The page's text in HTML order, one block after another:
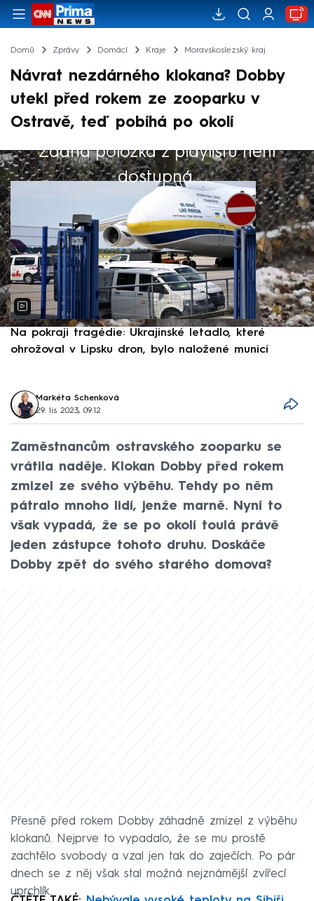
Domů Zprávy Domácí Kraje Moravskoslezský kraj
Návrat nezdárného klokana? Dobby
utekl před rokem ze zooparku v
Ostravě, teď pobíhá po okolí
Žádná položka z playlistu není
dostupná.
Výběr redakce
Na pokraji tragédie: Ukrajinské letadlo, které
ohrožoval v Lipsku dron, bylo naložené municí
Markéta Schenková
29. lis 2023, 09:12
Zaměstnancům ostravského zooparku se
vrátila naděje. Klokan Dobby před rokem
zmizel ze svého výběhu. Tehdy po něm
pátralo mnoho lidí, jenže marně. Nyní to
však vypadá, že se po okolí toulá právě
jeden zástupce tohoto druhu. Doskáče
Dobby zpět do svého starého domova?
Přesně před rokem Dobby záhadně zmizel z výběhu
klokanů. Nejprve to vypadalo, že se mu prostě
zachtělo svobody a vzal jen tak do zaječích. Po pár
dnech se z něj však stal možná nejznámější zvířecí
uprchlík.